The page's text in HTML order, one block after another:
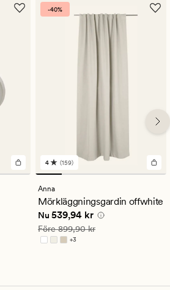
-40%
159
omdömen
med
ett
genomsnittligt
betyg
på
4
4 (159)
Anna
Mörkläggningsgardin offwhite
Nuvarande pris
Nu 539,94 kr
Ordinarie pris 899,90 kr
Före899,90 kr
+3
Finns i fler färger